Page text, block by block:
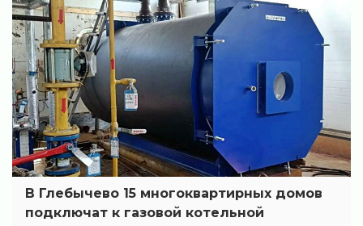
В Глебычево 15 многоквартирных домов
подключат к газовой котельной